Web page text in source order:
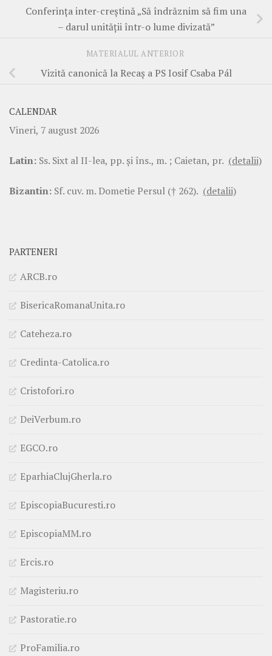
Conferința inter-creștină „Să îndrăznim să fim una
– darul unității într-o lume divizată”
MATERIALUL ANTERIOR
Vizită canonică la Recaș a PS Iosif Csaba Pál
CALENDAR
Vineri, 7 august 2026
Latin: Ss. Sixt al II-lea, pp. şi îns., m. ; Caietan, pr. (detalii)
Bizantin: Sf. cuv. m. Dometie Persul († 262). (detalii)
PARTENERI
ARCB.ro
BisericaRomanaUnita.ro
Cateheza.ro
Credinta-Catolica.ro
Cristofori.ro
DeiVerbum.ro
EGCO.ro
EparhiaClujGherla.ro
EpiscopiaBucuresti.ro
EpiscopiaMM.ro
Ercis.ro
Magisteriu.ro
Pastoratie.ro
ProFamilia.ro